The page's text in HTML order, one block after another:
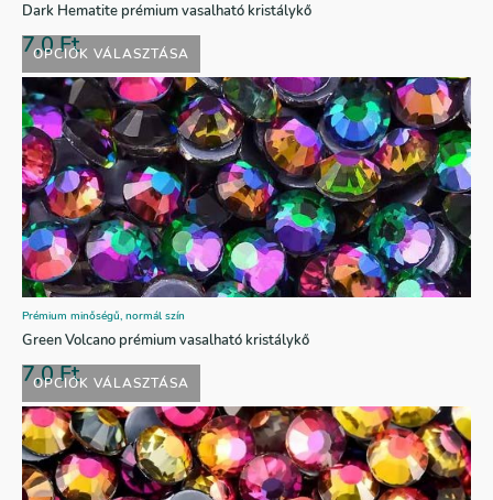
OPCIÓK VÁLASZTÁSA
Dark Hematite prémium vasalható kristálykő
7,0Ft
OPCIÓK VÁLASZTÁSA
Prémium minőségű, normál szín
Green Volcano prémium vasalható kristálykő
7,0Ft